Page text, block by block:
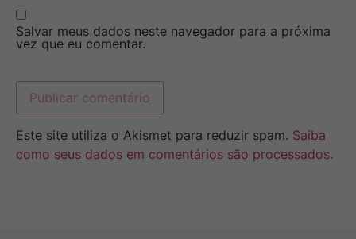
Salvar meus dados neste navegador para a próxima
vez que eu comentar.
Este site utiliza o Akismet para reduzir spam. Saiba
como seus dados em comentários são processados.